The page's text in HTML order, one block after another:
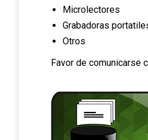
Microlectores
Grabadoras
Otros
Favor de comunicarse